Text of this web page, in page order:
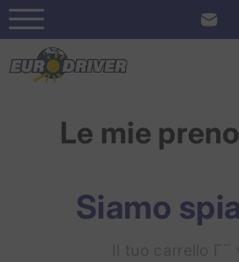
Le mie
Siamo